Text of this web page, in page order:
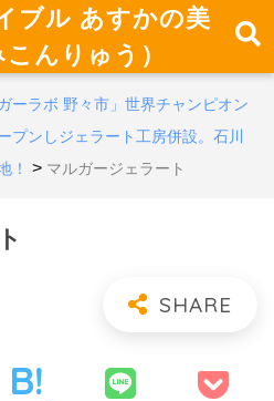
ブル あすかの美
んりゅう）
ガーラボ 野々市」世界チャンピオン
プンしジェラート工房併設。石川
！
> マルガージェラート